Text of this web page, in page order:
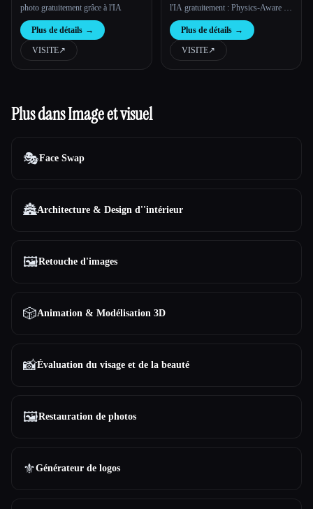
photo gratuitement grâce à l'IA
Plus de détails →
VISITE↗︎
l'IA gratuitement : Physics-Aware |
Foca AI
Plus de détails →
VISITE↗︎
Plus dans Image et visuel
🎭Face Swap
🏯Architecture & Design d''intérieur
🖼️Retouche d'images
🎲Animation & Modélisation 3D
📸Évaluation du visage et de la beauté
🖼️Restauration de photos
⚜️Générateur de logos